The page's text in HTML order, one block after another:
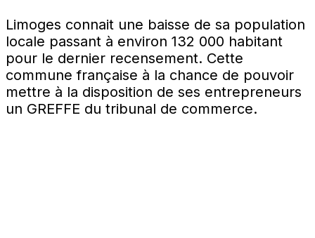
Limoges connait une baisse de sa population
locale passant à environ 132 000 habitant
pour le dernier recensement. Cette
commune française à la chance de pouvoir
mettre à la disposition de ses entrepreneurs
un GREFFE du tribunal de commerce.